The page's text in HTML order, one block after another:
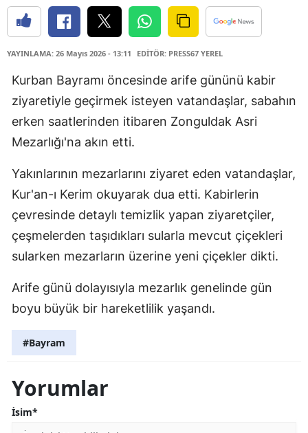
YAYINLAMA: 26 Mayıs 2026 - 13:11 EDİTÖR: PRESS67 YEREL
Kurban Bayramı öncesinde arife gününü kabir
ziyaretiyle geçirmek isteyen vatandaşlar, sabahın
erken saatlerinden itibaren Zonguldak Asri
Mezarlığı'na akın etti.
Yakınlarının mezarlarını ziyaret eden vatandaşlar,
Kur'an-ı Kerim okuyarak dua etti. Kabirlerin
çevresinde detaylı temizlik yapan ziyaretçiler,
çeşmelerden taşıdıkları sularla mevcut çiçekleri
sularken mezarların üzerine yeni çiçekler dikti.
Arife günü dolayısıyla mezarlık genelinde gün
boyu büyük bir hareketlilik yaşandı.
#Bayram
Yorumlar
İsim*